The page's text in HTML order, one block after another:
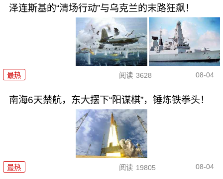
泽连斯基的“清场行动”与乌克兰的末路狂飙！
最热 阅读 3628 08-04
南海6天禁航，东大摆下“阳谋棋”，锤炼铁拳头！
最热 阅读 19805 08-04